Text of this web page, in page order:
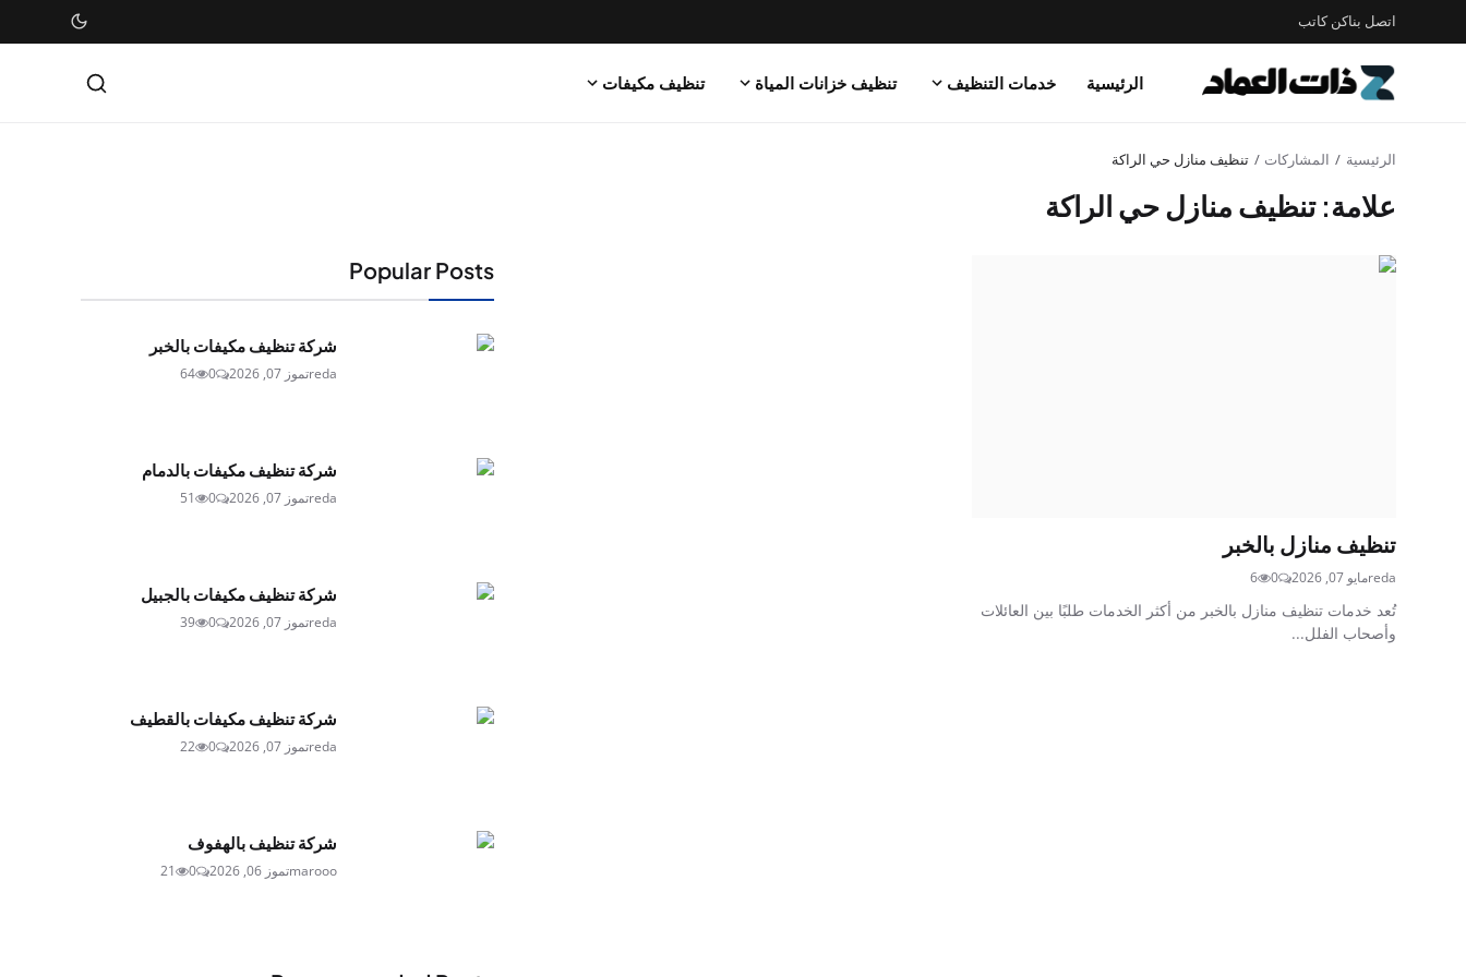
اتصل بناكن كاتب
الرئيسية خدمات التنظيف تنظيف خزانات المياة تنظيف مكيفات
الرئيسية المشاركات تنظيف منازل حي الراكة
علامة: تنظيف منازل حي الراكة
تنظيف منازل بالخبر
redaمايو 07, 2026 0
6
تُعد خدمات تنظيف منازل بالخبر من أكثر الخدمات طلبًا بين العائلات
وأصحاب الفلل...
Popular Posts
شركة تنظيف مكيفات بالخبر
redaتموز 07, 2026 0
64
شركة تنظيف مكيفات بالدمام
redaتموز 07, 2026 0
51
شركة تنظيف مكيفات بالجبيل
redaتموز 07, 2026 0
39
شركة تنظيف مكيفات بالقطيف
redaتموز 07, 2026 0
22
شركة تنظيف بالهفوف
maroooتموز 06, 2026 0
21